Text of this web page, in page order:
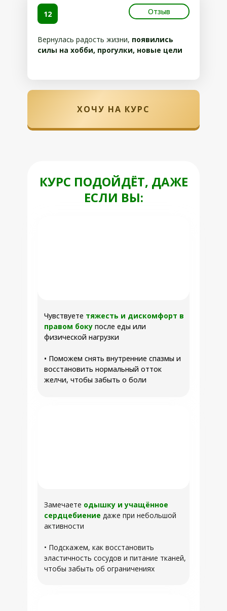
ХОЧУ НА КУРС
Вернулась радость жизни, появились
силы на хобби, прогулки, новые цели
12 Отзыв
КУРС ПОДОЙДЁТ, ДАЖЕ
ЕСЛИ ВЫ:
Чувствуете тяжесть и дискомфорт в
правом боку после еды или
физической нагрузки
• Поможем снять внутренние спазмы и
восстановить нормальный отток
желчи, чтобы забыть о боли
Замечаете одышку и учащённое
сердцебиение даже при небольшой
активности
• Подскажем, как восстановить
эластичность сосудов и питание тканей,
чтобы забыть об ограничениях